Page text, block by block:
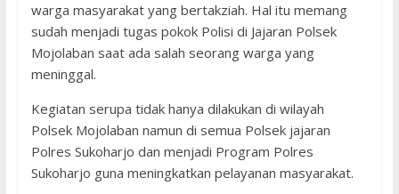
warga masyarakat yang bertakziah. Hal itu memang
sudah menjadi tugas pokok Polisi di Jajaran Polsek
Mojolaban saat ada salah seorang warga yang
meninggal.
Kegiatan serupa tidak hanya dilakukan di wilayah
Polsek Mojolaban namun di semua Polsek jajaran
Polres Sukoharjo dan menjadi Program Polres
Sukoharjo guna meningkatkan pelayanan masyarakat.